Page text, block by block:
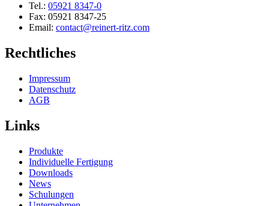
Tel.: 05921 8347-0
Fax: 05921 8347-25
Email: contact@reinert-ritz.com
Rechtliches
Impressum
Daten­schutz
AGB
Links
Produkte
Indivi­duelle Fertigung
Downloads
News
Schulungen